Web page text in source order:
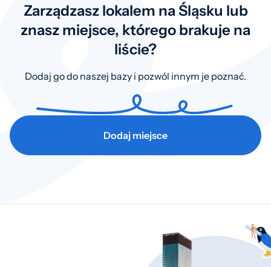
Zarządzasz lokalem na Śląsku lub
znasz miejsce, którego brakuje na
liście?
Dodaj go do naszej bazy i pozwól innym je poznać.
Dodaj miejsce